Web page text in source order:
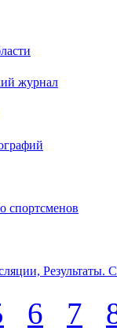
журнал
спортсменов
Результаты.
6 7